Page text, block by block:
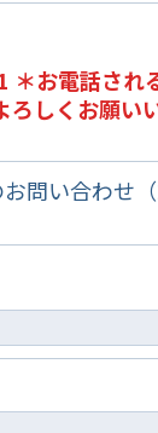
お電話され
しくお願い
問い合わせ